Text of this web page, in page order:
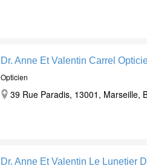
Dr. Anne Et Valentin Carrel
Opticien
39 Rue Paradis, 13001, Marseille,
Dr. Anne Et Valentin Le Lunetier